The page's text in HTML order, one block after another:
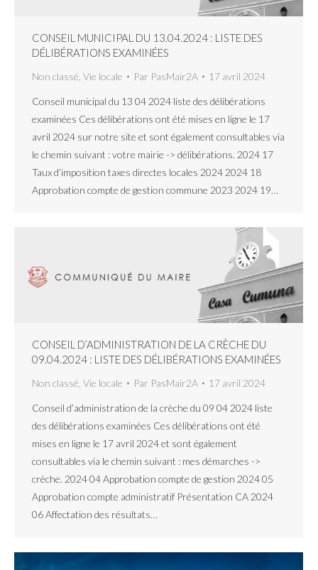
CONSEIL MUNICIPAL DU 13.04.2024 : LISTE DES
DÉLIBÉRATIONS EXAMINÉES
Non classé Vie locale Par PasMair2A 17 avril 2024
Conseil municipal du 13 04 2024 liste des délibérations
examinées Ces délibérations ont été mises en ligne le 17
avril 2024 sur notre site et sont également consultables via
le chemin suivant : votre mairie -> délibérations. 2024 17
Taux d’imposition taxes directes locales 2024 2024 18
Approbation compte de gestion commune 2023 2024 19…
CONSEIL D’ADMINISTRATION DE LA CRÈCHE DU
09.04.2024 : LISTE DES DÉLIBÉRATIONS EXAMINÉES
Non classé Vie locale Par PasMair2A 17 avril 2024
Conseil d’administration de la crèche du 09 04 2024 liste
des délibérations examinées Ces délibérations ont été
mises en ligne le 17 avril 2024 et sont également
consultables via le chemin suivant : mes démarches ->
crèche. 2024 04 Approbation compte de gestion 2024 05
Approbation compte administratif Présentation CA 2024
06 Affectation des résultats…